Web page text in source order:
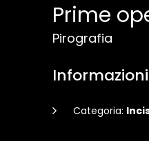
Prime
Pirografia
Categoria: